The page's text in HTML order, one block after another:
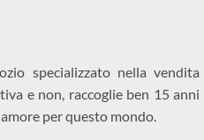
specializzato nella vendita
e non, raccoglie ben 15 anni
per questo mondo.